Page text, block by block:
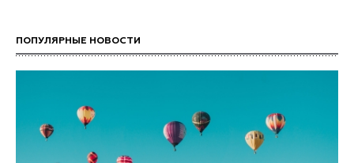
ПОПУЛЯРНЫЕ НОВОСТИ